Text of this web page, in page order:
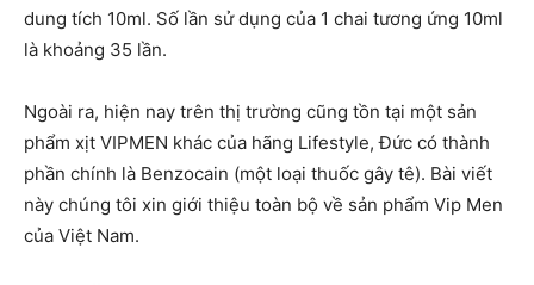
dung tích 10ml. Số lần sử dụng của 1 chai tương ứng 10ml
là khoảng 35 lần.
Ngoài ra, hiện nay trên thị trường cũng tồn tại một sản
phẩm xịt VIPMEN khác của hãng Lifestyle, Đức có thành
phần chính là Benzocain (một loại thuốc gây tê). Bài viết
này chúng tôi xin giới thiệu toàn bộ về sản phẩm Vip Men
của Việt Nam.